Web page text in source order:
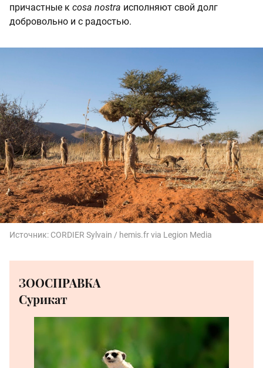
причастные к cosa nostra исполняют свой долг
добровольно и с радостью.
Источник: CORDIER Sylvain / hemis.fr via Legion Media
ЗООСПРАВКА
Сурикат